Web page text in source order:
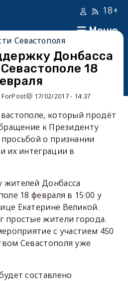
Меню
18+
Севастополя
Донбасса
18
17/02/2017 - 14:37
который продёт
к Президенту
о признании
их интеграции в
Донбасса
18 февраля в 15:00 у
Екатерине Великой.
простые жители города.
с участием 450
Севастополя уже
составлено